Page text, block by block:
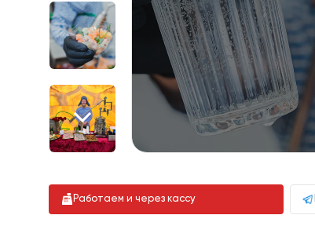
Работаем и через кассу